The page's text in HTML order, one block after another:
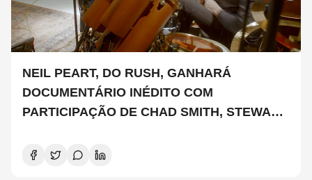
NEIL PEART, DO RUSH, GANHARÁ
DOCUMENTÁRIO INÉDITO COM
PARTICIPAÇÃO DE CHAD SMITH, STEWART